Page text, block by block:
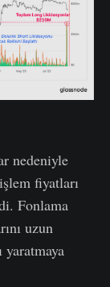
nedeniyle
fiyatları
Fonlama
uzun